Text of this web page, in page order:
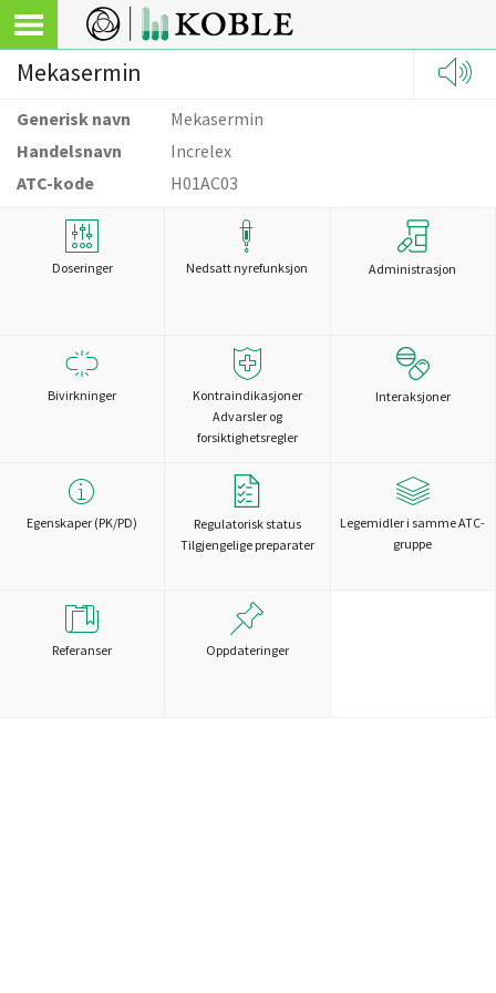
Mekasermin
Generisk navn
Mekasermin
Handelsnavn
Increlex
ATC-kode
H01AC03
Doseringer Nedsatt nyrefunksjon Administrasjon
Bivirkninger
Kontraindikasjoner
Advarsler og
forsiktighetsregler
Interaksjoner
Egenskaper (PK/PD)
Regulatorisk status
Tilgjengelige preparater
Legemidler i samme ATC-
gruppe
Referanser Oppdateringer